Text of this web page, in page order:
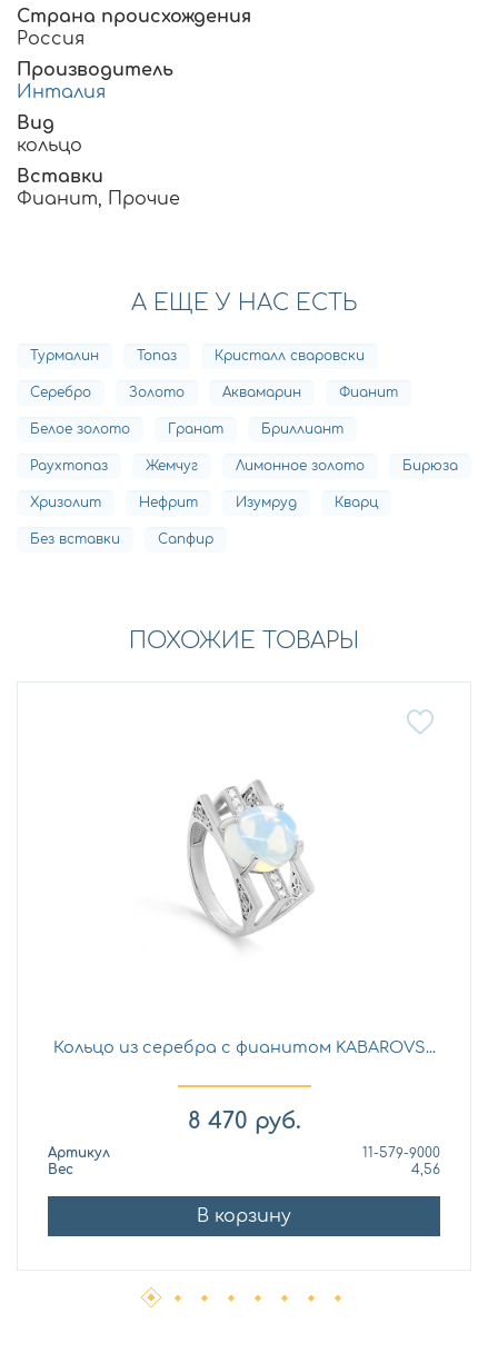
Страна происхождения
Россия
Производитель
Инталия
Вид
кольцо
Вставки
Фианит, Прочие
А ЕЩЕ У НАС ЕСТЬ
Турмалин Топаз Кристалл сваровски
Серебро Золото Аквамарин Фианит
Белое золото Гранат Бриллиант
Раухтопаз Жемчуг Лимонное золото Бирюза
Хризолит Нефрит Изумруд Кварц
Без вставки Сапфир
ПОХОЖИЕ ТОВАРЫ
Кольцо из серебра с фианитом KABAROVS...
8 470 руб.
Артикул
11-579-9000
Вес
4,56
В корзину